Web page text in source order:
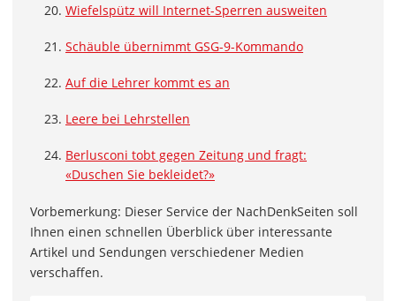
Wiefelspütz will Internet-Sperren ausweiten
Schäuble übernimmt GSG-9-Kommando
Auf die Lehrer kommt es an
Leere bei Lehrstellen
Berlusconi tobt gegen Zeitung und fragt:
«Duschen Sie bekleidet?»
Vorbemerkung: Dieser Service der NachDenkSeiten soll
Ihnen einen schnellen Überblick über interessante
Artikel und Sendungen verschiedener Medien
verschaffen.